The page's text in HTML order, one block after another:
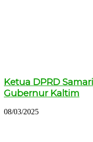
Ketua DPRD
Gubernur Kaltim
08/03/2025